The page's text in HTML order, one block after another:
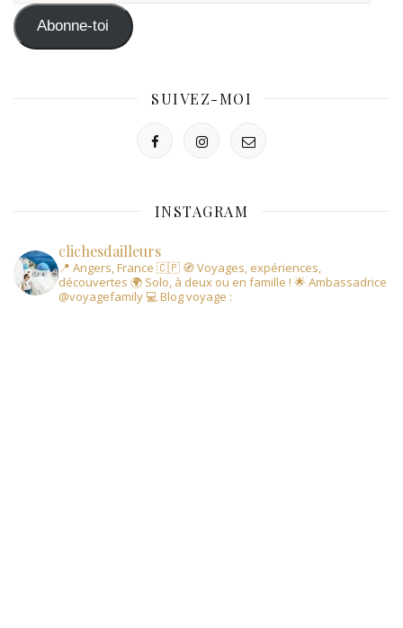
mail Abonne-toi
SUIVEZ-MOI
INSTAGRAM
clichesdailleurs
📍 Angers, France 🇨🇵 🧭 Voyages, expériences,
découvertes 🌍 Solo, à deux ou en famille ! 🌟 Ambassadrice
@voyagefamily 💻 Blog voyage :